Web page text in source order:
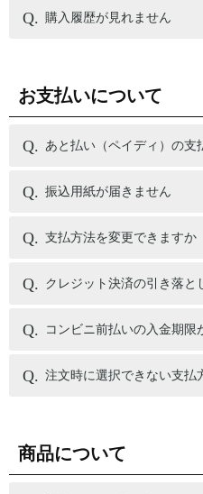
購入履歴が見れません
お支払いについて
あと払い（ペイディ）の支
振込用紙が届きません
支払方法を変更できますか
クレジット決済の引き落と
コンビニ前払いの入金期限
注文時に選択できない支払
商品について